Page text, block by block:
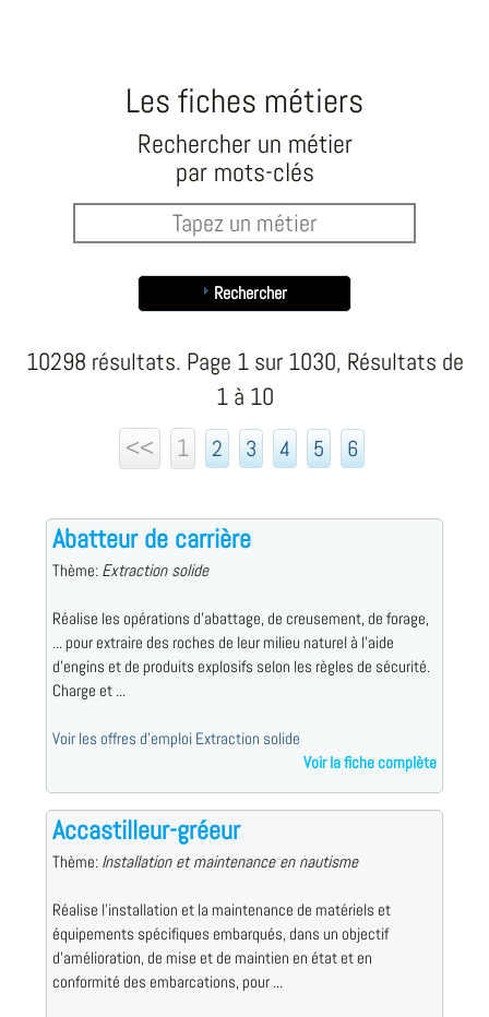
Les fiches métiers
Rechercher un métier
par mots-clés
Rechercher
10298 résultats. Page 1 sur 1030, Résultats de
1 à 10
<<
1 2 3 4 5 6
Abatteur de carrière
Thème: Extraction solide
Réalise les opérations d'abattage, de creusement, de forage,
... pour extraire des roches de leur milieu naturel à l'aide
d'engins et de produits explosifs selon les règles de sécurité.
Charge et ...
Voir les offres d'emploi Extraction solide
Voir la fiche complète
Accastilleur-gréeur
Thème: Installation et maintenance en nautisme
Réalise l'installation et la maintenance de matériels et
équipements spécifiques embarqués, dans un objectif
d'amélioration, de mise et de maintien en état et en
conformité des embarcations, pour ...